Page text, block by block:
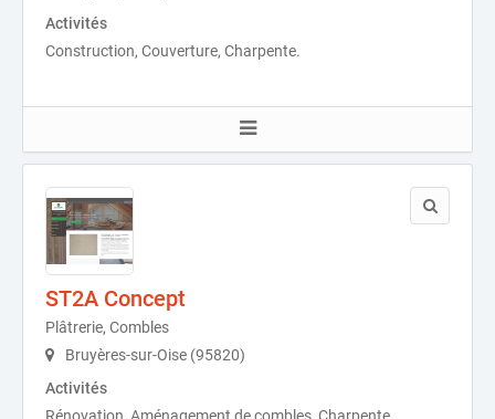
Activités
Construction, Couverture, Charpente.
ST2A Concept
Plâtrerie, Combles
Bruyères-sur-Oise (95820)
Activités